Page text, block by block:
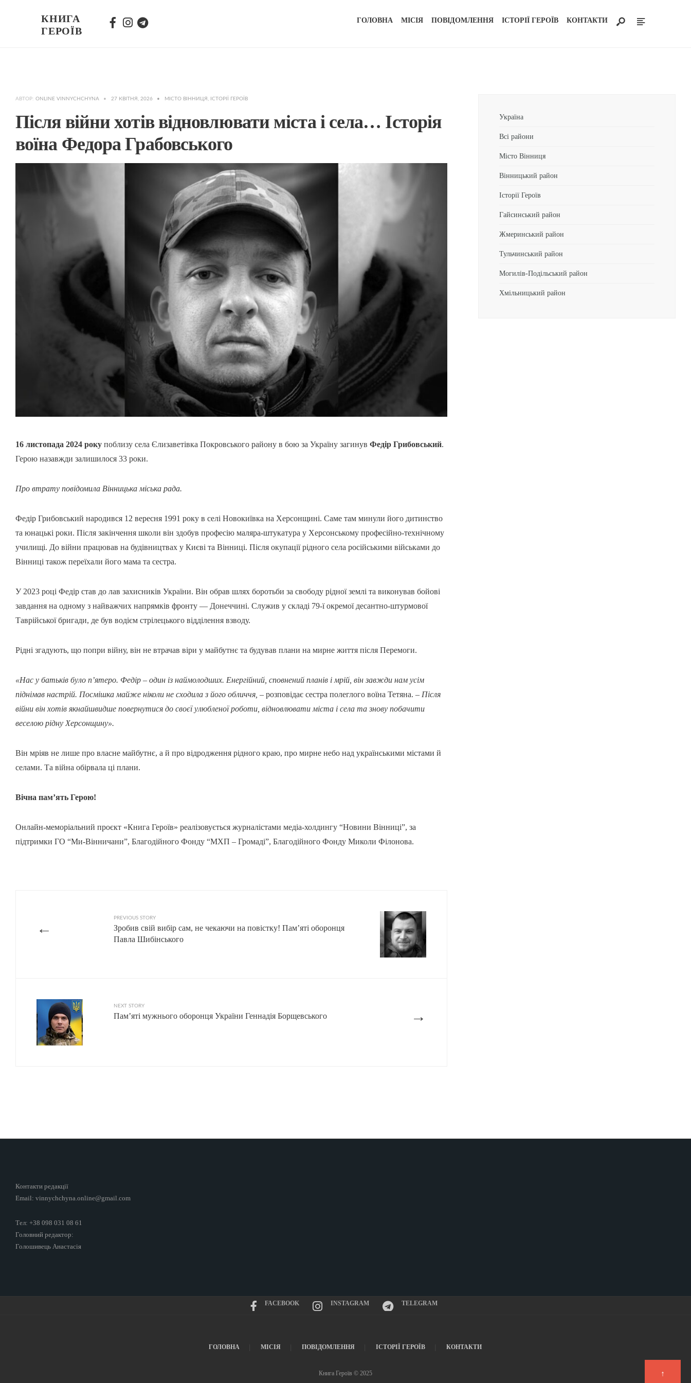
КНИГА
ГЕРОЇВ
ГОЛОВНА МІСІЯ ПОВІДОМЛЕННЯ ІСТОРІЇ ГЕРОЇВ КОНТАКТИ
АВТОР: ONLINE VINNYCHCHYNA • 27 КВІТНЯ, 2026 • МІСТО ВІННИЦЯ , ІСТОРІЇ ГЕРОЇВ
Після війни хотів відновлювати міста і села… Історія
воїна Федора Грабовського
16 листопада 2024 року поблизу села Єлизаветівка Покровського району в бою за Україну загинув Федір Грибовський.
Герою назавжди залишилося 33 роки.
Про втрату повідомила Вінницька міська рада.
Федір Грибовський народився 12 вересня 1991 року в селі Новокиївка на Херсонщині. Саме там минули його дитинство
та юнацькі роки. Після закінчення школи він здобув професію маляра-штукатура у Херсонському професійно-технічному
училищі. До війни працював на будівництвах у Києві та Вінниці. Після окупації рідного села російськими військами до
Вінниці також переїхали його мама та сестра.
У 2023 році Федір став до лав захисників України. Він обрав шлях боротьби за свободу рідної землі та виконував бойові
завдання на одному з найважчих напрямків фронту — Донеччині. Служив у складі 79-ї окремої десантно-штурмової
Таврійської бригади, де був водієм стрілецького відділення взводу.
Рідні згадують, що попри війну, він не втрачав віри у майбутнє та будував плани на мирне життя після Перемоги.
«Нас у батьків було п’ятеро. Федір – один із наймолодших. Енергійний, сповнений планів і мрій, він завжди нам усім
піднімав настрій. Посмішка майже ніколи не сходила з його обличчя, – розповідає сестра полеглого воїна Тетяна. – Після
війни він хотів якнайшвидше повернутися до своєї улюбленої роботи, відновлювати міста і села та знову побачити
веселою рідну Херсонщину».
Він мріяв не лише про власне майбутнє, а й про відродження рідного краю, про мирне небо над українськими містами й
селами. Та війна обірвала ці плани.
Вічна пам’ять Герою!
Онлайн-меморіальний проєкт «Книга Героїв» реалізовується журналістами медіа-холдингу “Новини Вінниці”, за
підтримки ГО “Ми-Вінничани”, Благодійного Фонду “МХП – Громаді”, Благодійного Фонду Миколи Філонова.
←
PREVIOUS STORY
Зробив свій вибір сам, не чекаючи на повістку! Пам’яті оборонця
Павла Шибінського
→
NEXT STORY
Пам’яті мужнього оборонця України Геннадія Борщевського
Україна
Всі райони
Місто Вінниця
Вінницький район
Історії Героїв
Гайсинський район
Жмеринський район
Тульчинський район
Могилів-Подільський район
Хмільницький район
Контакти редакції
Email: vinnychchyna.online@gmail.com
Тел: +38 098 031 08 61
Головний редактор:
Голошивець Анастасія
FACEBOOK INSTAGRAM TELEGRAM
ГОЛОВНА МІСІЯ ПОВІДОМЛЕННЯ ІСТОРІЇ ГЕРОЇВ КОНТАКТИ
Книга Героїв © 2025 ↑